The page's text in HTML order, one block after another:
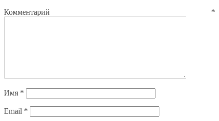
Комментарий *
Имя *
Email *